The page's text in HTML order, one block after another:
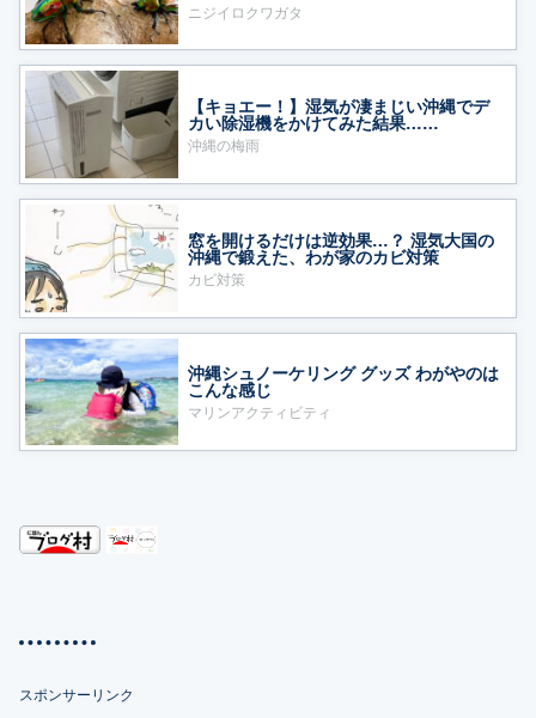
ニジイロクワガタ
【キョエー！】湿気が凄まじい沖縄でデ
カい除湿機をかけてみた結果……
沖縄の梅雨
窓を開けるだけは逆効果…？ 湿気大国の
沖縄で鍛えた、わが家のカビ対策
カビ対策
沖縄シュノーケリング グッズ わがやのは
こんな感じ
マリンアクティビティ
スポンサーリンク